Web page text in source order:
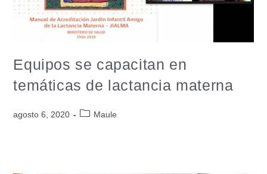
Equipos se capacitan en
temáticas de lactancia materna
agosto 6, 2020 Maule